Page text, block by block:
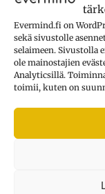
Evermind.fi on
sekä sivustolle
selaimeen. Sivustolla
ole mainostajien
Analyticsillä.
toimii, kuten on
Kategoriat
Avainsanat
kasvot,